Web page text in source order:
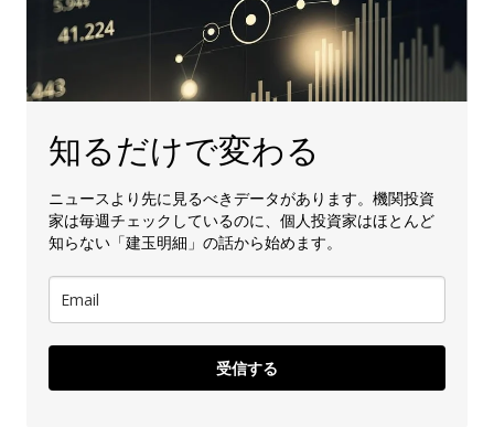
知るだけで変わる
ニュースより先に見るべきデータがあります。機関投資
家は毎週チェックしているのに、個人投資家はほとんど
知らない「建玉明細」の話から始めます。
受信する